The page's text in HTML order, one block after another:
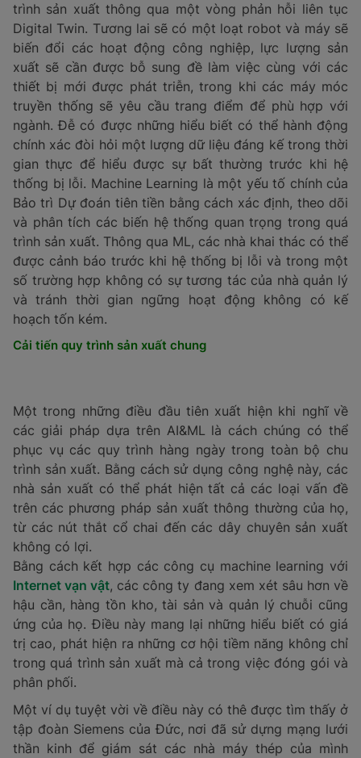
trình sản xuất thông qua một vòng phản hỗi liên tục
Digital Twin. Tương lai sẽ có một loạt robot và máy sẽ
biến đổi các hoạt động công nghiệp, lực lượng sản
xuất sẽ cần được bỗ sung đề làm việc cùng với các
thiết bị mới được phát triễn, trong khi các máy móc
truyền thống sẽ yêu cầu trang điểm để phù hợp với
ngành. Đễ có được những hiểu biết có thể hành động
chính xác đòi hỏi một lượng dữ liệu đáng kế trong thời
gian thực để hiểu được sự bất thường trước khi hệ
thống bị lỗi. Machine Learning là một yếu tố chính của
Bảo trì Dự đoán tiên tiền bằng cách xác định, theo dõi
và phân tích các biến hệ thống quan trọng trong quá
trình sản xuất. Thông qua ML, các nhà khai thác có thể
được cảnh báo trước khi hệ thống bị lỗi và trong một
số trường hợp không có sự tương tác của nhà quản lý
và tránh thời gian ngững hoạt động không có kế
hoạch tốn kém.
Cải tiến quy trình sản xuất chung
Một trong những điều đầu tiên xuất hiện khi nghĩ về
các giải pháp dựa trên AI&ML là cách chúng có thể
phục vụ các quy trình hàng ngày trong toàn bộ chu
trình sản xuất. Bằng cách sử dụng công nghệ này, các
nhà sản xuất có thể phát hiện tất cả các loại vấn đề
trên các phương pháp sản xuất thông thường của họ,